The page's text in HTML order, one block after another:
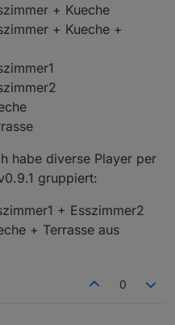
+ Kueche
+ Kueche +
habe diverse Player per
gruppiert:
+ Esszimmer2
+ Terrasse aus
0